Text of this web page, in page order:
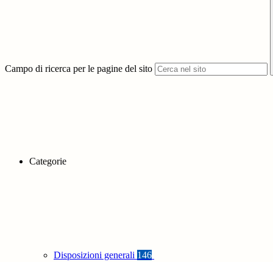
Campo di ricerca per le pagine del sito
Categorie
Disposizioni generali 146